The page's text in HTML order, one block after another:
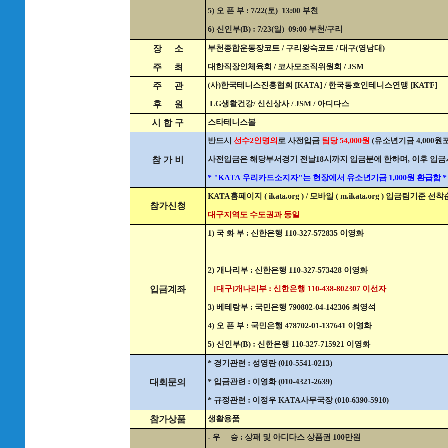
5) 오 픈 부 : 7/22(토) 13:00 부천
6) 신인부(B) : 7/23(일) 09:00 부천/구리
장 소 부천종합운동장코트 / 구리왕숙코트 / 대구(영남대)
주 최 대한직장인체육회 / 코사모조직위원회 / JSM
주 관 (사)한국테니스진흥협회 [KATA] / 한국동호인테니스연맹 [KATF]
후 원 LG생활건강/ 신신상사 / JSM / 아디다스
시 합 구 스타테니스볼
참 가 비
반드시 선수2인명의 로 사전입금 팀당 54,000원 (유소년기금 4,000원
사전입금은 해당부서경기 전날18시까지 입금분에 한하며, 이후 입금
* "KATA 우리카드소지자"는 현장에서 유소년기금 1,000원 환급함 *
참가신청
KATA홈페이지 ( ikata.org ) / 모바일 ( m.ikata.org ) 입금팀기준 선착
대구지역도 수도권과 동일
입금계좌
1) 국 화 부 : 신한은행 110-327-572835 이영화
2) 개나리부 : 신한은행 110-327-573428 이영화
[대구]개나리부 : 신한은행 110-438-802307 이선자
3) 베테랑부 : 국민은행 790802-04-142306 최영석
4) 오 픈 부 : 국민은행 478702-01-137641 이영화
5) 신인부(B) : 신한은행 110-327-715921 이영화
대회문의
* 경기관련 : 성영란 (010-5541-0213)
* 입금관련 : 이영화 (010-4321-2639)
* 규정관련 : 이정우 KATA사무국장 (010-6390-5910)
참가상품 생활용품
- 우 승 : 상패 및 아디다스 상품권 100만원